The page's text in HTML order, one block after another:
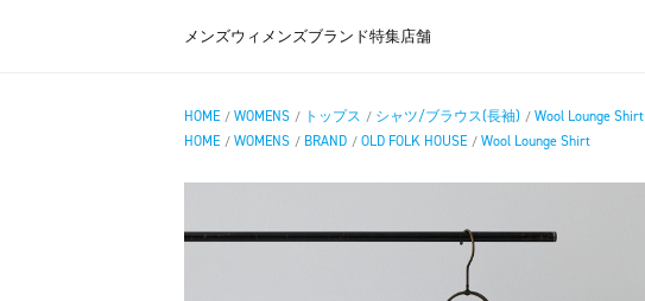
メンズウィメンズブランド特集店舗
HOME / WOMENS / トップス / シャツ/ブラウス(長袖) / Wool Lounge Shirt
HOME / WOMENS / BRAND / OLD FOLK HOUSE / Wool Lounge Shirt